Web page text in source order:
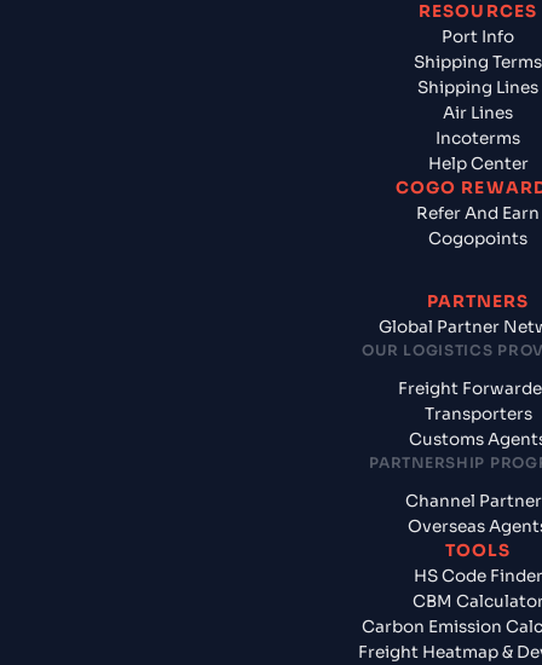
RESOURCES
Port Info
Shipping Terms
Shipping Lines
Air Lines
Incoterms
Help Center
COGO
Refer And Earn
Cogopoints
PARTNERS
Global Partner
OUR LOGISTICS
Freight
Transporters
Customs
PARTNERSHIP
Channel
Overseas
TOOLS
HS Code Finder
CBM
Carbon Emission
Freight Heatmap &